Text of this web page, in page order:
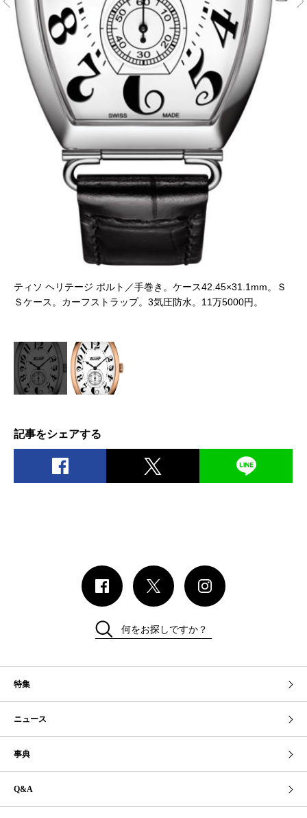
ティソ ヘリテージ ポルト／手巻き。ケース42.45×31.1mm。Ｓ
Ｓケース。カーフストラップ。3気圧防水。11万5000円。
記事をシェアする
特集
ニュース
事典
Q&A
何をお探しですか？